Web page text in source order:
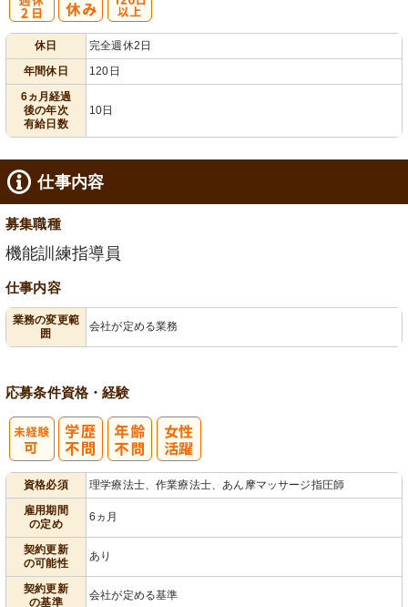
休日
完全週休2日
年間休日
120日
6ヵ月経過
後の年次
有給日数
10日
仕事内容
募集職種
機能訓練指導員
仕事内容
業務の変更範
囲
会社が定める業務
応募条件資格・経験
資格必須
理学療法士、作業療法士、あん摩マッサージ指圧師
雇用期間
の定め
6ヵ月
契約更新
の可能性
あり
契約更新
の基準
会社が定める基準